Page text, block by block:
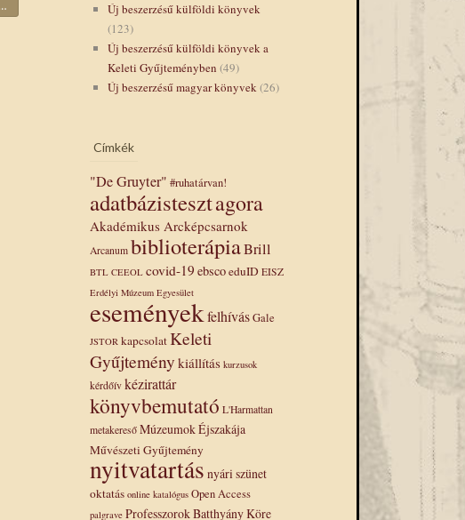
az olvasóterem zárva tart
Új beszerzésű külföldi könyvek
(123)
Új beszerzésű külföldi könyvek a
Keleti Gyűjteményben (49)
Új beszerzésű magyar könyvek(26)
Címkék
"De Gruyter" #ruhatárvan!
adatbázistesztagora
Akadémikus Arcképcsarnok
Arcanum biblioterápiaBrill
BTL CEEOL covid-19 ebscoeduID EISZ
Erdélyi Múzeum Egyesület
eseményekfelhívásGale
JSTOR kapcsolatKeleti
Gyűjtemény kiállítás kurzusok
kérdőív kézirattár
könyvbemutató L'Harmattan
metakereső Múzeumok Éjszakája
Művészeti Gyűjtemény
nyitvatartás nyári szünet
oktatás online katalógus Open Access
palgrave Professzorok Batthyány Köre